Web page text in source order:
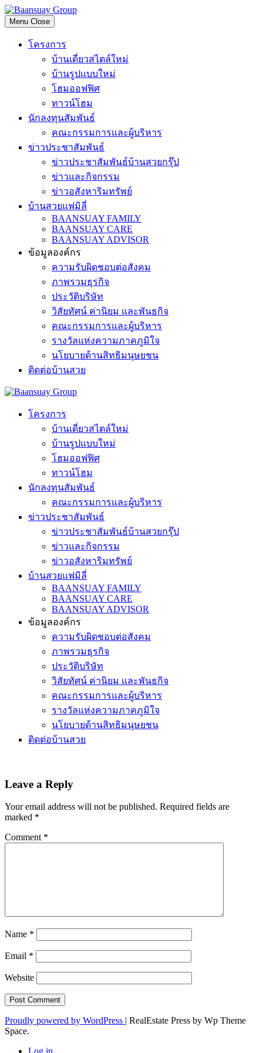
Skip
to
content
Menu Close
โครงการ
บ้านเดี่ยวสไตล์ใหม่
บ้านรูปแบบใหม่
โฮมออฟฟิศ
ทาวน์โฮม
นักลงทุนสัมพันธ์
คณะกรรมการและผู้บริหาร
ข่าวประชาสัมพันธ์
ข่าวประชาสัมพันธ์บ้านสวยกรุ๊ป
ข่าวและกิจกรรม
ข่าวอสังหาริมทรัพย์
บ้านสวยแฟมิลี่
BAANSUAY FAMILY
BAANSUAY CARE
BAANSUAY ADVISOR
ข้อมูลองค์กร
ความรับผิดชอบต่อสังคม
ภาพรวมธุรกิจ
ประวัติบริษัท
วิสัยทัศน์ ค่านิยม และพันธกิจ
คณะกรรมการและผู้บริหาร
รางวัลแห่งความภาคภูมิใจ
นโยบายด้านสิทธิมนุษยชน
ติดต่อบ้านสวย
โครงการ
บ้านเดี่ยวสไตล์ใหม่
บ้านรูปแบบใหม่
โฮมออฟฟิศ
ทาวน์โฮม
นักลงทุนสัมพันธ์
คณะกรรมการและผู้บริหาร
ข่าวประชาสัมพันธ์
ข่าวประชาสัมพันธ์บ้านสวยกรุ๊ป
ข่าวและกิจกรรม
ข่าวอสังหาริมทรัพย์
บ้านสวยแฟมิลี่
BAANSUAY FAMILY
BAANSUAY CARE
BAANSUAY ADVISOR
ข้อมูลองค์กร
ความรับผิดชอบต่อสังคม
ภาพรวมธุรกิจ
ประวัติบริษัท
วิสัยทัศน์ ค่านิยม และพันธกิจ
คณะกรรมการและผู้บริหาร
รางวัลแห่งความภาคภูมิใจ
นโยบายด้านสิทธิมนุษยชน
ติดต่อบ้านสวย
Leave a Reply
Your email address will not be published. Required fields are
marked *
Comment *
Name *
Email *
Website
Proudly powered by WordPress | RealEstate Press by Wp Theme
Space.